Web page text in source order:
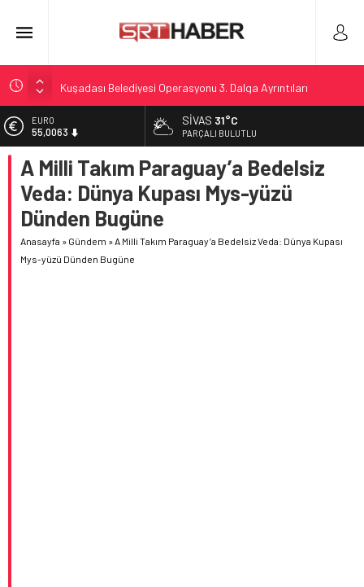
Kuşadası Belediyesi Operasyonu 3. Dalga Ayrıntıları
Sivas’ta Fermuar Sistemiyle Acil Yol Verme Uygulaması
Sivas’ta 7-9 Ağustos Etkinlikleri: Festival ve Gurbetçi
Buluşmaları
Kuzey Çevre Yolu: 23,20 km için ihale yaklaşıyor
Bhogapuram Havalimanı Açılışı Sonrası Olaylar
EURO
55,0063
ALTIN
6.543,59
BİST
13.798,82
DOLAR
47,7010
SIVAS 31°C
PARÇALI BULUTLU
A Milli Takım Paraguay’a Bedelsiz
Veda: Dünya Kupası Mys-yüzü
Dünden Bugüne
Anasayfa » Gündem »A Milli Takım Paraguay’a Bedelsiz Veda: Dünya Kupası
Mys-yüzü Dünden Bugüne